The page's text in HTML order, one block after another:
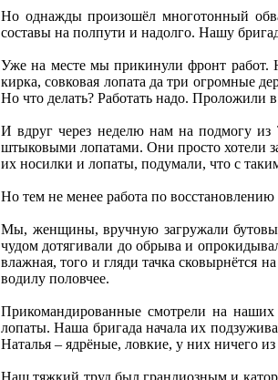
Но однажды произошёл многотонный
составы на полпути и надолго. Нашу
Уже на месте мы прикинули фронт работ.
кирка, совковая лопата да три огромные
Но что делать? Работать надо. Проложили
И вдруг через неделю нам на подмогу из
штыковыми лопатами. Они просто хотели
их носилки и лопаты, подумали, что с
Но тем не менее работа по
Мы, женщины, вручную загружали
чудом дотягивали до обрыва и
влажная, того и гляди тачка сковырнётся
водилу половчее.
Прикомандированные смотрели на
лопаты. Наша бригада начала их
Наталья – ядрёные, ловкие, у них ничего